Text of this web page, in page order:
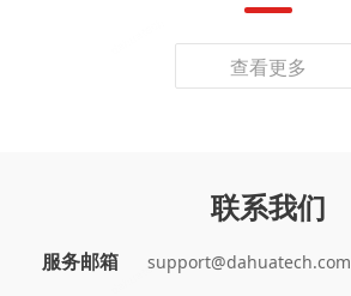
查看更多
联系我们
服务邮箱 support@dahuatech.com